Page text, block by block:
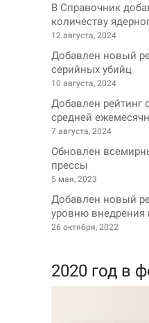
В Справочник
количеству
12 августа, 2024
Добавлен новый
серийных убийц
10 августа, 2024
Добавлен рейтинг
средней
7 августа, 2024
Обновлен
прессы
5 мая, 2023
Добавлен новый
уровню внедрения
26 октября, 2022
2020 год в